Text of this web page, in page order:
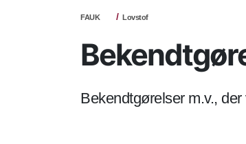
FAUK Lovstof
Bekendtgørelser m.v.,